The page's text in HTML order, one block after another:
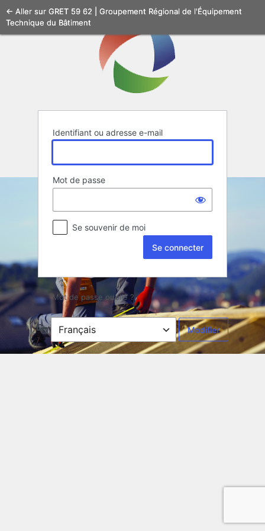
Se
connecter
Identifiant ou adresse e-mail
Mot de passe
Se souvenir de moi
Mot de passe oublié ?
← Aller sur GRET 59 62 | Groupement Régional de l'Équipement
Technique du Bâtiment
Langue